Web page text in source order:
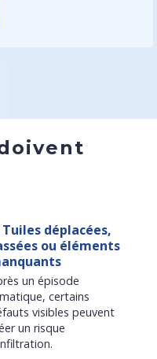
Tuiles déplacées,
ou éléments
un épisode
certains
visibles peuvent
un risque